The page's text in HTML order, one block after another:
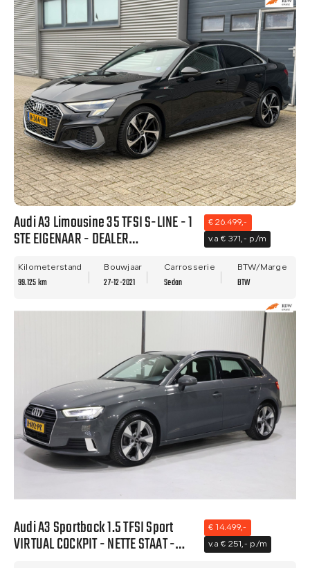
Audi A3 Limousine 35 TFSI S-LINE - 1
STE EIGENAAR - DEALER
AUTO!
€ 26.499,-
v.a € 371,- p/m
Kilometerstand
99.125 km
Bouwjaar
27-12-2021
Carrosserie
Sedan
BTW/Marge
BTW
Audi A3 Sportback 1.5 TFSI Sport
VIRTUAL COCKPIT - NETTE STAAT -
€ 14.499,-
v.a € 251,- p/m